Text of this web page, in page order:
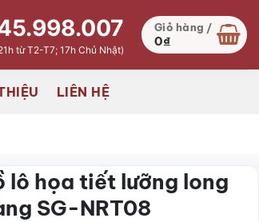
từ T2-T7; 17h Chủ Nhật)
Giỏ hàng /
0₫
LIÊN HỆ
lô họa tiết lưỡng long
SG-NRT08